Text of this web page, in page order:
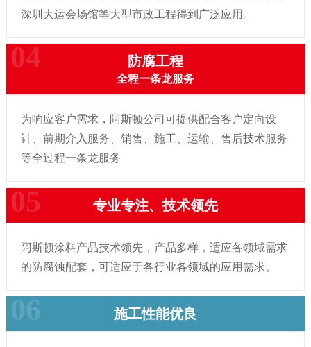
深圳大运会场馆等大型市政工程得到广泛应用。
防腐工程
全程一条龙服务
为响应客户需求，阿斯顿公司可提供配合客户定向设
计、前期介入服务、销售、施工、运输、售后技术服务
等全过程一条龙服务
专业专注、技术领先
阿斯顿涂料产品技术领先，产品多样，适应各领域需求
的防腐蚀配套，可适应于各行业各领域的应用需求。
施工性能优良